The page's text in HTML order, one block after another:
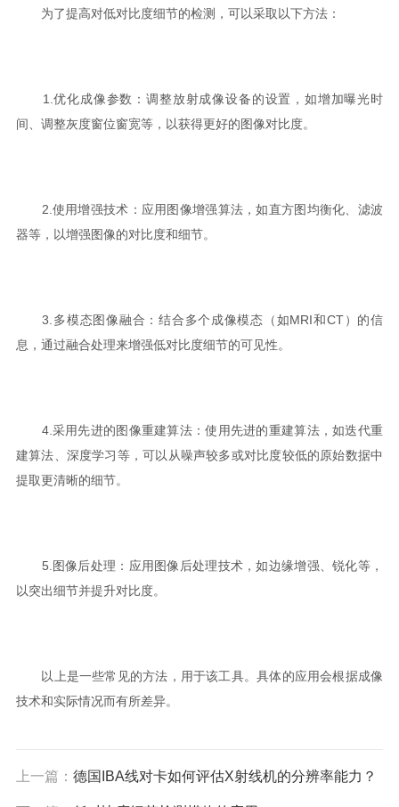
为了提高对低对比度细节的检测，可以采取以下方法：
1.优化成像参数：调整放射成像设备的设置，如增加曝光时
间、调整灰度窗位窗宽等，以获得更好的图像对比度。
2.使用增强技术：应用图像增强算法，如直方图均衡化、滤波
器等，以增强图像的对比度和细节。
3.多模态图像融合：结合多个成像模态（如MRI和CT）的信
息，通过融合处理来增强低对比度细节的可见性。
4.采用先进的图像重建算法：使用先进的重建算法，如迭代重
建算法、深度学习等，可以从噪声较多或对比度较低的原始数据中
提取更清晰的细节。
5.图像后处理：应用图像后处理技术，如边缘增强、锐化等，
以突出细节并提升对比度。
以上是一些常见的方法，用于该工具。具体的应用会根据成像
技术和实际情况而有所差异。
上一篇： 德国IBA线对卡如何评估X射线机的分辨率能力？